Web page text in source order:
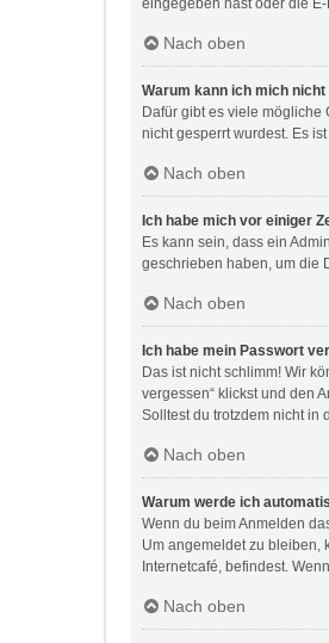
eingegeben hast oder die
Nach oben
Warum kann ich mich nicht
Dafür gibt es viele
nicht gesperrt wurdest. Es
Nach oben
Ich habe mich vor einiger
Es kann sein, dass ein
geschrieben haben, um die
Nach oben
Ich habe mein Passwort
Das ist nicht schlimm! Wir
vergessen“ klickst und den
Solltest du trotzdem nicht in
Nach oben
Warum werde ich
Wenn du beim Anmelden
Um angemeldet zu bleiben,
Internetcafé, befindest.
Nach oben